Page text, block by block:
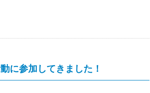
に参加してきました！